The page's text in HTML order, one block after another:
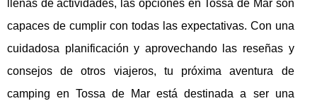
llenas de actividades, las opciones en Tossa de Mar son
capaces de cumplir con todas las expectativas. Con una
cuidadosa planificación y aprovechando las reseñas y
consejos de otros viajeros, tu próxima aventura de
camping en Tossa de Mar está destinada a ser una